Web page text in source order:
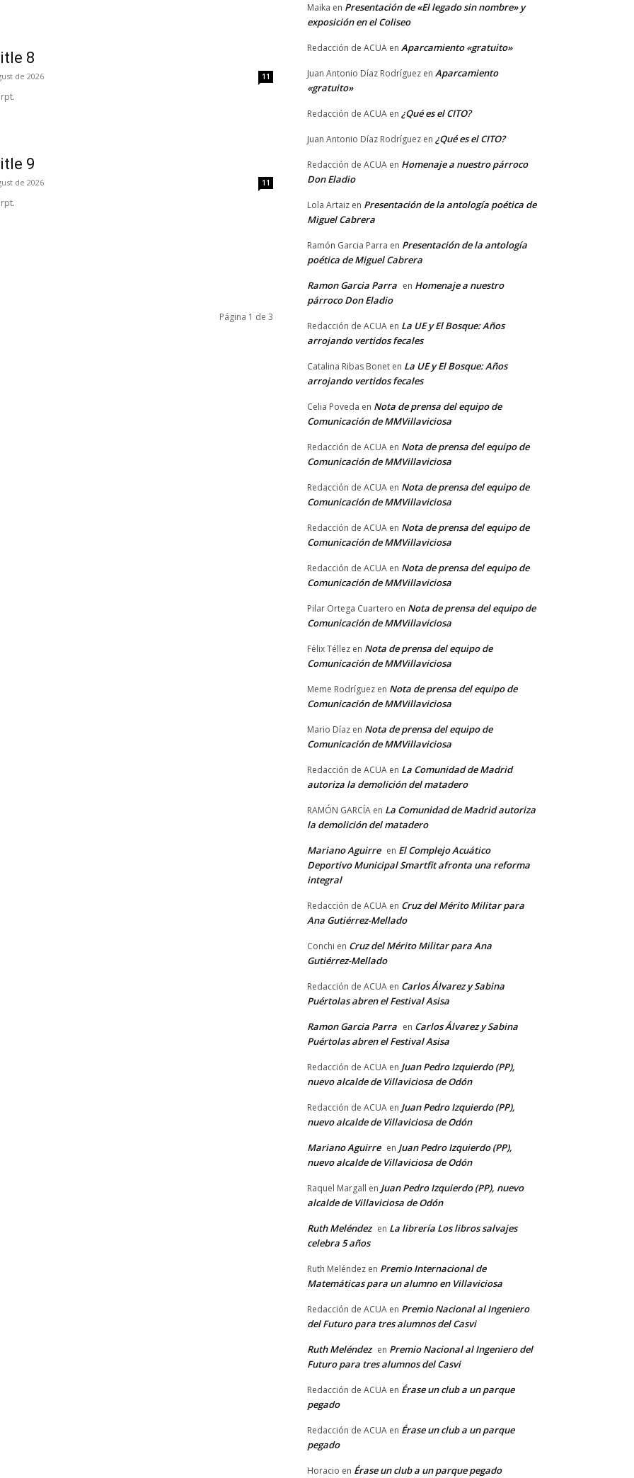
8
de 2026 11
9
de 2026 11
Página 1 de 3
Maika en Presentación de «El legado sin nombre» y
exposición en el Coliseo
Redacción de ACUA en Aparcamiento «gratuito»
Juan Antonio Díaz Rodríguez en Aparcamiento
«gratuito»
Redacción de ACUA en ¿Qué es el CITO?
Juan Antonio Díaz Rodríguez en ¿Qué es el CITO?
Redacción de ACUA en Homenaje a nuestro párroco
Don Eladio
Lola Artaiz en Presentación de la antología poética de
Miguel Cabrera
Ramón Garcia Parra en Presentación de la antología
poética de Miguel Cabrera
Ramon Garcia Parra en Homenaje a nuestro
párroco Don Eladio
Redacción de ACUA en La UE y El Bosque: Años
arrojando vertidos fecales
Catalina Ribas Bonet en La UE y El Bosque: Años
arrojando vertidos fecales
Celia Poveda en Nota de prensa del equipo de
Comunicación de MMVillaviciosa
Redacción de ACUA en Nota de prensa del equipo de
Comunicación de MMVillaviciosa
Redacción de ACUA en Nota de prensa del equipo de
Comunicación de MMVillaviciosa
Redacción de ACUA en Nota de prensa del equipo de
Comunicación de MMVillaviciosa
Redacción de ACUA en Nota de prensa del equipo de
Comunicación de MMVillaviciosa
Pilar Ortega Cuartero en Nota de prensa del equipo de
Comunicación de MMVillaviciosa
Félix Téllez en Nota de prensa del equipo de
Comunicación de MMVillaviciosa
Meme Rodríguez en Nota de prensa del equipo de
Comunicación de MMVillaviciosa
Mario Díaz en Nota de prensa del equipo de
Comunicación de MMVillaviciosa
Redacción de ACUA en La Comunidad de Madrid
autoriza la demolición del matadero
RAMÓN GARCÍA en La Comunidad de Madrid autoriza
la demolición del matadero
Mariano Aguirre en El Complejo Acuático
Deportivo Municipal Smartfit afronta una reforma
integral
Redacción de ACUA en Cruz del Mérito Militar para
Ana Gutiérrez-Mellado
Conchi en Cruz del Mérito Militar para Ana
Gutiérrez-Mellado
Redacción de ACUA en Carlos Álvarez y Sabina
Puértolas abren el Festival Asisa
Ramon Garcia Parra en Carlos Álvarez y Sabina
Puértolas abren el Festival Asisa
Redacción de ACUA en Juan Pedro Izquierdo (PP),
nuevo alcalde de Villaviciosa de Odón
Redacción de ACUA en Juan Pedro Izquierdo (PP),
nuevo alcalde de Villaviciosa de Odón
Mariano Aguirre en Juan Pedro Izquierdo (PP),
nuevo alcalde de Villaviciosa de Odón
Raquel Margall en Juan Pedro Izquierdo (PP), nuevo
alcalde de Villaviciosa de Odón
Ruth Meléndez en La librería Los libros salvajes
celebra 5 años
Ruth Meléndez en Premio Internacional de
Matemáticas para un alumno en Villaviciosa
Redacción de ACUA en Premio Nacional al Ingeniero
del Futuro para tres alumnos del Casvi
Ruth Meléndez en Premio Nacional al Ingeniero del
Futuro para tres alumnos del Casvi
Redacción de ACUA en Érase un club a un parque
pegado
Redacción de ACUA en Érase un club a un parque
pegado
Horacio en Érase un club a un parque pegado